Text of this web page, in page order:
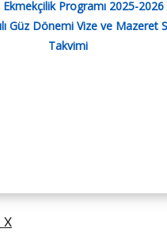
Ekmekçilik Programı 2025-
Güz Dönemi Vize ve Mazeret
Takvimi
X